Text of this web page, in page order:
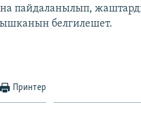
пайдаланылып,
белгилешет.
Принтер